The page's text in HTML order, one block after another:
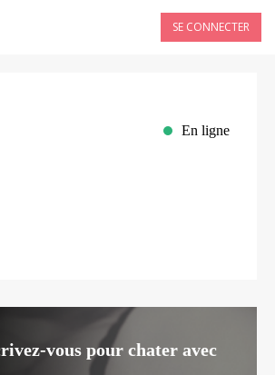
SE CONNECTER
En ligne
vous pour chater avec